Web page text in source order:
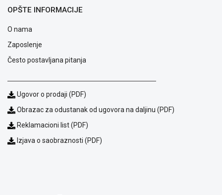
Blog
Način
plaćanja
Isporuka
OPŠTE INFORMACIJE
O nama
Zaposlenje
Često postavljana pitanja
Ugovor o prodaji (PDF)
Obrazac za odustanak od ugovora na daljinu (PDF)
Reklamacioni list (PDF)
Izjava o saobraznosti (PDF)